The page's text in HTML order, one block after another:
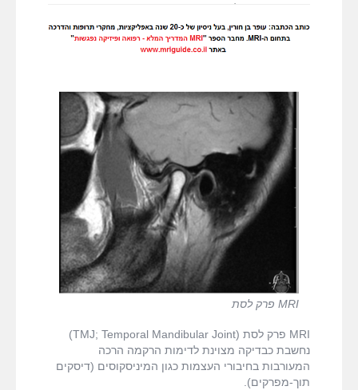
MRI בישראל ובעולם
MRI המדריך המלא
דרושים
צור קשר
לסת
(MRI
TMJ)
המדריך המלא
MRI הפורטל
הישראלי,
MRI
עופר
MRI פרק לסת
MRI פרק לסת (TMJ; Temporal Mandibular Joint)
נחשבת כבדיקה מצוינת לדימות הרקמה הרכה
המעורבות בחיבורי העצמות כגון המיניסקוסים (דיסקים
תוך-מפרקים).